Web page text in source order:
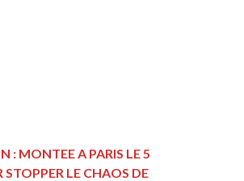
: MONTEE A PARIS LE 5
LE CHAOS DE